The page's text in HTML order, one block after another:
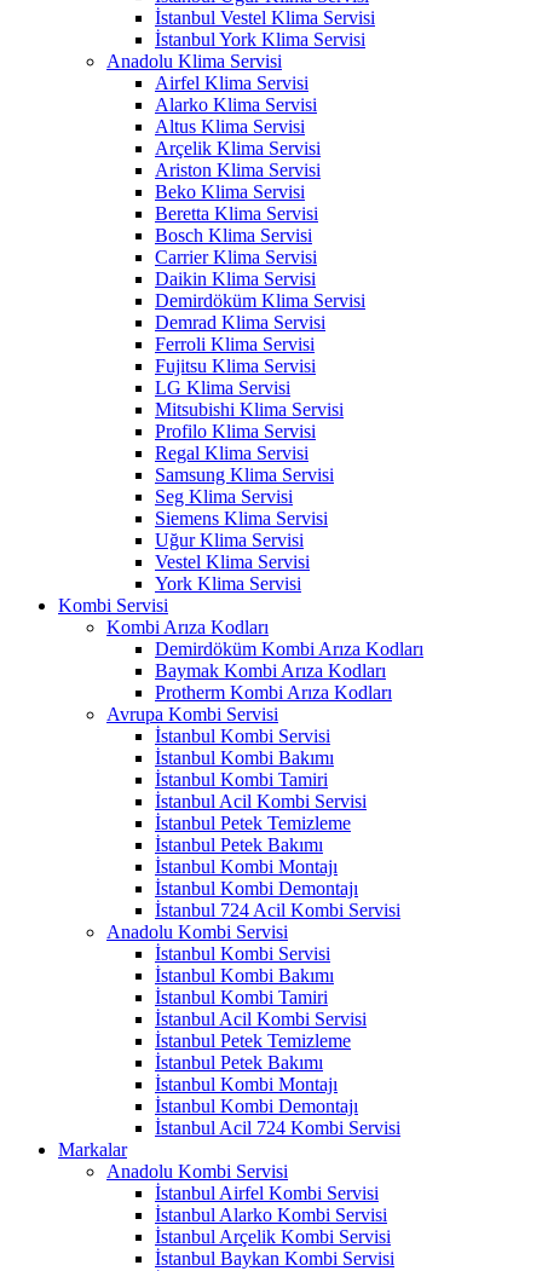
İstanbul Vestel Klima Servisi
İstanbul York Klima Servisi
Anadolu Klima Servisi
Airfel Klima Servisi
Alarko Klima Servisi
Altus Klima Servisi
Arçelik Klima Servisi
Ariston Klima Servisi
Beko Klima Servisi
Beretta Klima Servisi
Bosch Klima Servisi
Carrier Klima Servisi
Daikin Klima Servisi
Demirdöküm Klima Servisi
Demrad Klima Servisi
Ferroli Klima Servisi
Fujitsu Klima Servisi
LG Klima Servisi
Mitsubishi Klima Servisi
Profilo Klima Servisi
Regal Klima Servisi
Samsung Klima Servisi
Seg Klima Servisi
Siemens Klima Servisi
Uğur Klima Servisi
Vestel Klima Servisi
York Klima Servisi
Kombi Servisi
Kombi Arıza Kodları
Demirdöküm Kombi Arıza Kodları
Baymak Kombi Arıza Kodları
Protherm Kombi Arıza Kodları
Avrupa Kombi Servisi
İstanbul Kombi Servisi
İstanbul Kombi Bakımı
İstanbul Kombi Tamiri
İstanbul Acil Kombi Servisi
İstanbul Petek Temizleme
İstanbul Petek Bakımı
İstanbul Kombi Montajı
İstanbul Kombi Demontajı
İstanbul 724 Acil Kombi Servisi
Anadolu Kombi Servisi
İstanbul Kombi Servisi
İstanbul Kombi Bakımı
İstanbul Kombi Tamiri
İstanbul Acil Kombi Servisi
İstanbul Petek Temizleme
İstanbul Petek Bakımı
İstanbul Kombi Montajı
İstanbul Kombi Demontajı
İstanbul Acil 724 Kombi Servisi
Markalar
Anadolu Kombi Servisi
İstanbul Airfel Kombi Servisi
İstanbul Alarko Kombi Servisi
İstanbul Arçelik Kombi Servisi
İstanbul Baykan Kombi Servisi